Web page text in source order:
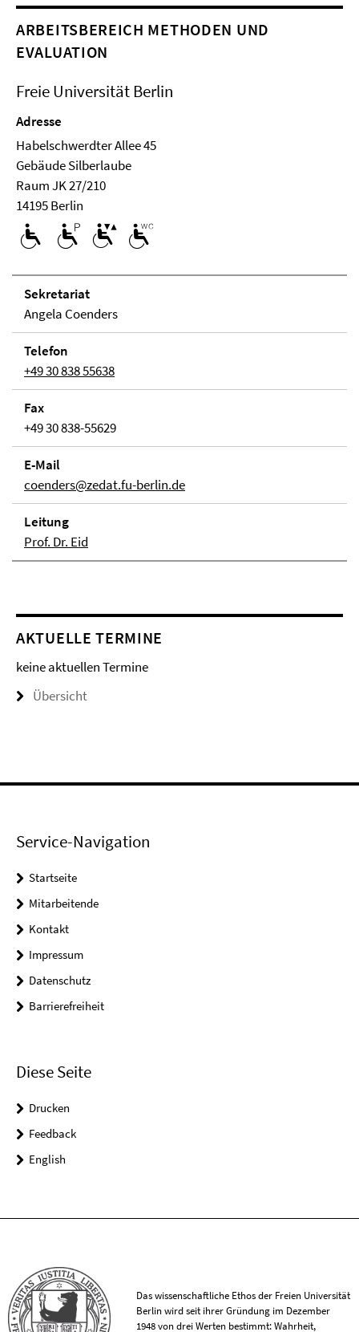
ARBEITSBEREICH METHODEN UND
EVALUATION
Freie Universität Berlin
Adresse
Habelschwerdter Allee 45
Ge­bäude Silberlaube
Raum JK 27/210
14195 Berlin
Se­kre­ta­ri­at
Angela Coenders
Telefon
+49 30 838 55638
Fax
+49 30 838-55629
E-Mail
coenders@zedat.fu-berlin.de
Lei­tung
Prof. Dr. Eid
AKTUELLE TERMINE
keine aktuellen Termine
Übersicht
Service-Navigation
Startseite
Mitarbeitende
Kontakt
Impressum
Datenschutz
Barrierefreiheit
Diese Seite
Drucken
Feedback
English
Das wissenschaftliche Ethos der Freien Universität
Berlin wird seit ihrer Gründung im Dezember
1948 von drei Werten bestimmt: Wahrheit,